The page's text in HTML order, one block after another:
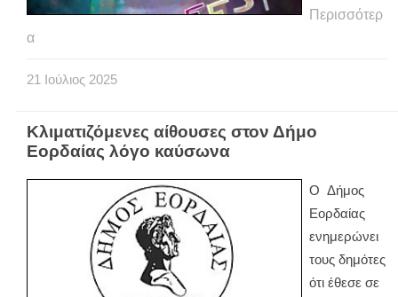
Περισσότερ
α
21 Ιούλιος 2025
Κλιματιζόμενες αίθουσες στον Δήμο
Εορδαίας λόγο καύσωνα
Ο Δήμος
Εορδαίας
ενημερώνει
τους δημότες
ότι έθεσε σε